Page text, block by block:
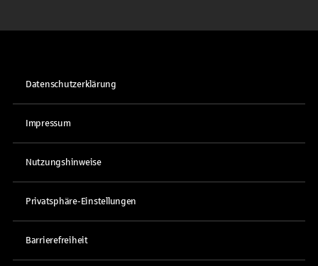
Datenschutzerklärung
Impressum
Nutzungshinweise
Privatsphäre-Einstellungen
Barrierefreiheit